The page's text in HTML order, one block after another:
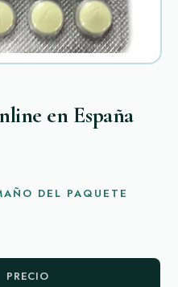
en España
DEL PAQUETE
PRECIO